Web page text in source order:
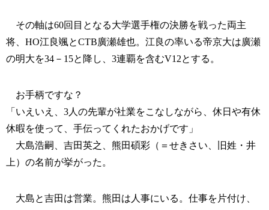
その軸は60回目となる大学選手権の決勝を戦った両主
将、HO江良颯とCTB廣瀬雄也。江良の率いる帝京大は廣瀬
の明大を34－15と降し、3連覇を含むV12とする。
お手柄ですな？
「いえいえ、3人の先輩が社業をこなしながら、休日や有休
休暇を使って、手伝ってくれたおかげです」
大島浩嗣、吉田英之、熊田碩彩（＝せきさい、旧姓・井
上）の名前が挙がった。
大島と吉田は営業。熊田は人事にいる。仕事を片付け、